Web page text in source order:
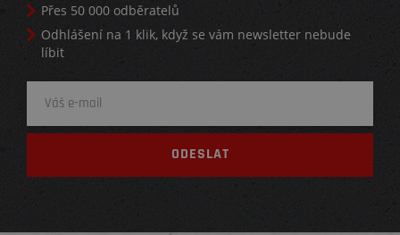
Přes 50 000 odběratelů
Odhlášení na 1 klik, když se vám newsletter nebude
líbit